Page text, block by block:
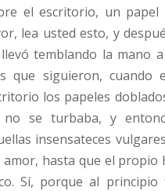
el escritorio, un papel
lea usted esto, y
temblando la mano
que siguieron, cuando
los papeles
se turbaba, y
insensateces
amor, hasta que el propio
Sí, porque al